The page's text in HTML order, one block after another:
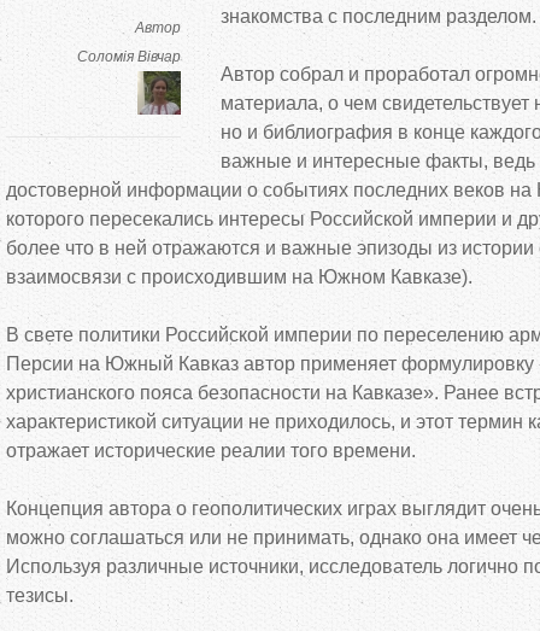
Автор
Соломія Вівчар
знакомства с последним разделом.
Автор собрал и проработал
материала, о чем свидетельствует
но и библиография в конце
важные и интересные факты, ведь
достоверной информации о событиях последних веков на
которого пересекались интересы Российской империи и
более что в ней отражаются и важные эпизоды из
взаимосвязи с происходившим на Южном Кавказе).
В свете политики Российской империи по переселению
Персии на Южный Кавказ автор применяет формулировку
христианского пояса безопасности на Кавказе». Ранее
характеристикой ситуации не приходилось, и этот термин
отражает исторические реалии того времени.
Концепция автора о геополитических играх выглядит
можно соглашаться или не принимать, однако она имеет
Используя различные источники, исследователь логично
тезисы.